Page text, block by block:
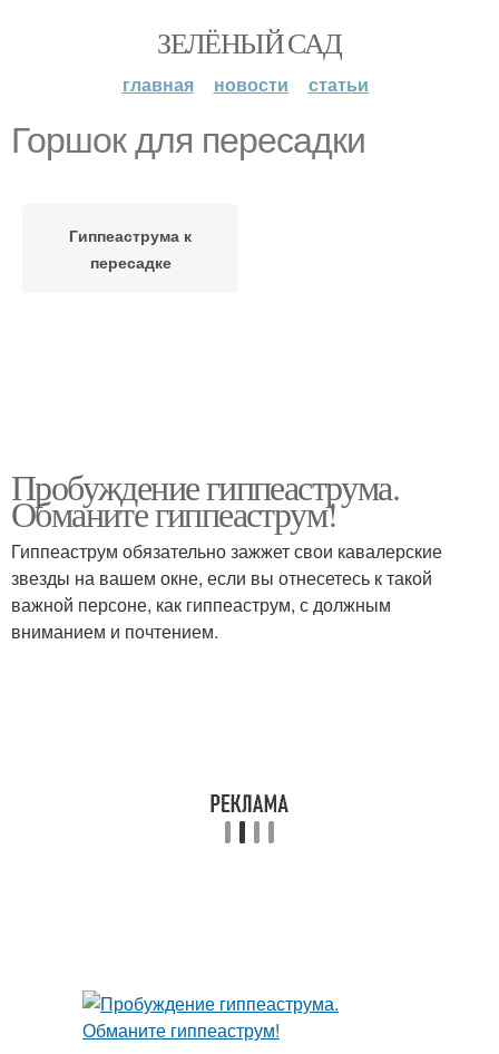
ЗЕЛЁНЫЙ САД
главная новости статьи
Горшок для пересадки
Гиппеаструма к
пересадке
Пробуждение гиппеаструма.
Обманите гиппеаструм!
Гиппеаструм обязательно зажжет свои кавалерские
звезды на вашем окне, если вы отнесетесь к такой
важной персоне, как гиппеаструм, с должным
вниманием и почтением.